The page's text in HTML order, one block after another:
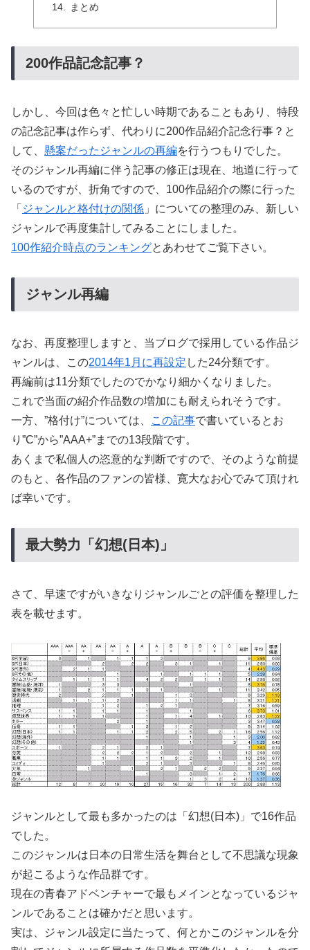
まとめ
200作品記念記事？
しかし、今回は色々と忙しい時期であることもあり、特段
の記念記事は作らず、代わりに200作品紹介記念行事？と
して、 懸案だったジャンルの再編を行うつもりでした。
そのジャンル再編に伴う記事の修正は現在、地道に行って
いるのですが、折角ですので、100作品紹介の際に行った
「 ジャンルと格付けの関係 」についての整理のみ、新しい
ジャンルで再度集計してみることにしました。
100作紹介時点のランキングとあわせてご覧下さい。
ジャンル再編
なお、再度整理しますと、当ブログで採用している作品ジ
ャンルは、この2014年1月に再設定 した24分類です。
再編前は11分類でしたのでかなり細かくなりました。
これで当面の紹介作品数の増加にも耐えられそうです。
一方、”格付け”については、
この記事で書いているとお
り”C”から”AAA+”までの13段階です。
あくまで私個人の恣意的な判断ですので、そのような前提
のもと、各作品のファンの皆様、寛大なお心でみて頂けれ
ば幸いです。
最大勢力「幻想(日本)」
さて、早速ですがいきなりジャンルごとの評価を整理した
表を載せます。
ジャンルとして最も多かったのは「幻想(日本)」で16作品
でした。
このジャンルは日本の日常生活を舞台として不思議な現象
が起こるような作品群です。
現在の青春アドベンチャーで最もメインとなっているジャ
ンルであることは確かだと思います。
実は、ジャンル設定に当たって、何とかこのジャンルを分